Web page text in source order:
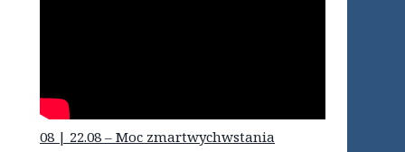
08 | 22.08 – Moc zmartwychwstania